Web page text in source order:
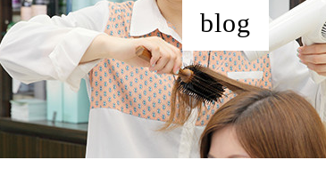
blog